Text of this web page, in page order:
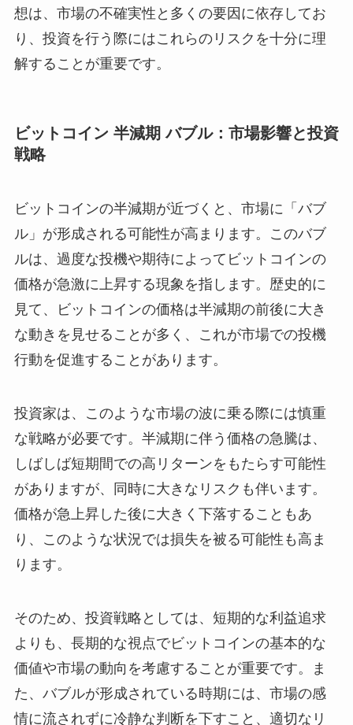
想は、市場の不確実性と多くの要因に依存してお
り、投資を行う際にはこれらのリスクを十分に理
解することが重要です。
ビットコイン 半減期 バブル：市場影響と投資
戦略
ビットコインの半減期が近づくと、市場に「バブ
ル」が形成される可能性が高まります。このバブ
ルは、過度な投機や期待によってビットコインの
価格が急激に上昇する現象を指します。歴史的に
見て、ビットコインの価格は半減期の前後に大き
な動きを見せることが多く、これが市場での投機
行動を促進することがあります。
投資家は、このような市場の波に乗る際には慎重
な戦略が必要です。半減期に伴う価格の急騰は、
しばしば短期間での高リターンをもたらす可能性
がありますが、同時に大きなリスクも伴います。
価格が急上昇した後に大きく下落することもあ
り、このような状況では損失を被る可能性も高ま
ります。
そのため、投資戦略としては、短期的な利益追求
よりも、長期的な視点でビットコインの基本的な
価値や市場の動向を考慮することが重要です。ま
た、バブルが形成されている時期には、市場の感
情に流されずに冷静な判断を下すこと、適切なリ